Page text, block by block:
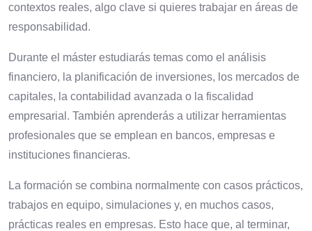
contextos reales, algo clave si quieres trabajar en áreas de
responsabilidad.
Durante el máster estudiarás temas como el análisis
financiero, la planificación de inversiones, los mercados de
capitales, la contabilidad avanzada o la fiscalidad
empresarial. También aprenderás a utilizar herramientas
profesionales que se emplean en bancos, empresas e
instituciones financieras.
La formación se combina normalmente con casos prácticos,
trabajos en equipo, simulaciones y, en muchos casos,
prácticas reales en empresas. Esto hace que, al terminar,